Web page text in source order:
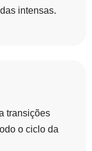
intensas.
transições
o ciclo da